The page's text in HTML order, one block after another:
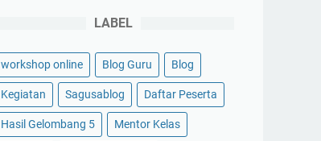
LABEL
workshop online Blog Guru Blog
Kegiatan Sagusablog Daftar Peserta
Hasil Gelombang 5 Mentor Kelas